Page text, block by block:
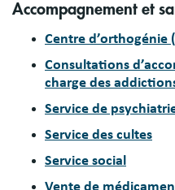
Accompagnement et
Centre d’orthogénie
Consultations
charge des
Service de
Service des cultes
Service social
Vente de